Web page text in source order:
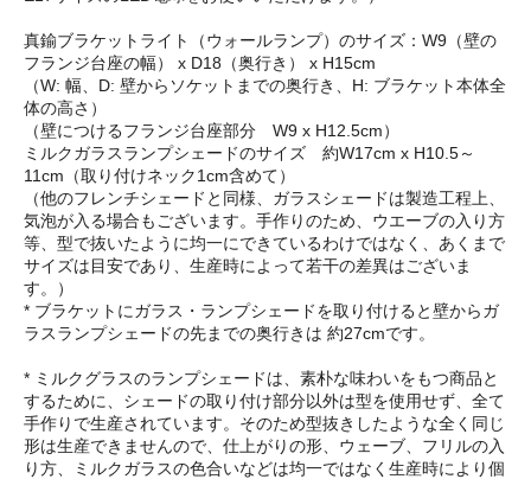
真鍮ブラケットライト（ウォールランプ）のサイズ：W9（壁の
フランジ台座の幅） x D18（奥行き） x H15cm
（W: 幅、D: 壁からソケットまでの奥行き、H: ブラケット本体全
体の高さ）
（壁につけるフランジ台座部分 W9 x H12.5cm）
ミルクガラスランプシェードのサイズ 約W17cm x H10.5～
11cm（取り付けネック1cm含めて）
（他のフレンチシェードと同様、ガラスシェードは製造工程上、
気泡が入る場合もございます。手作りのため、ウエーブの入り方
等、型で抜いたように均一にできているわけではなく、あくまで
サイズは目安であり、生産時によって若干の差異はございま
す。）
* ブラケットにガラス・ランプシェードを取り付けると壁からガ
ラスランプシェードの先までの奥行きは 約27cmです。
* ミルクグラスのランプシェードは、素朴な味わいをもつ商品と
するために、シェードの取り付け部分以外は型を使用せず、全て
手作りで生産されています。そのため型抜きしたような全く同じ
形は生産できませんので、仕上がりの形、ウェーブ、フリルの入
り方、ミルクガラスの色合いなどは均一ではなく生産時により個